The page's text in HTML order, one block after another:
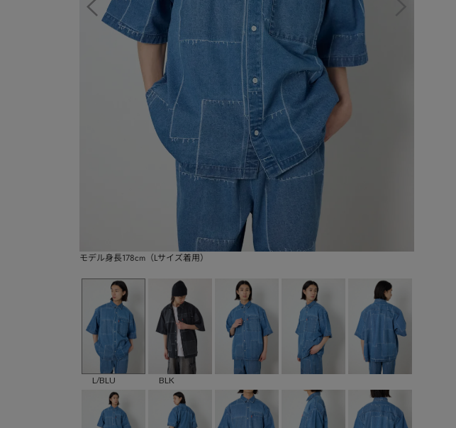
モデル身長178cm（Lサイズ着用）
L/BLU BLK